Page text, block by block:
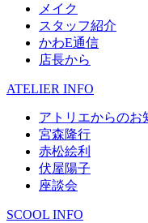
メイク
スタッフ紹介
かわE通信
店長から
ATELIER INFO
アトリエからのお
宮森隆行
赤松絵利
伏屋陽子
座談会
SCOOL INFO